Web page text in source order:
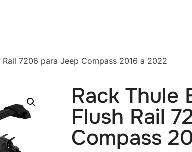
7206 para Jeep Compass 2016 a 2022
Rack Thule
Flush Rail
Compass